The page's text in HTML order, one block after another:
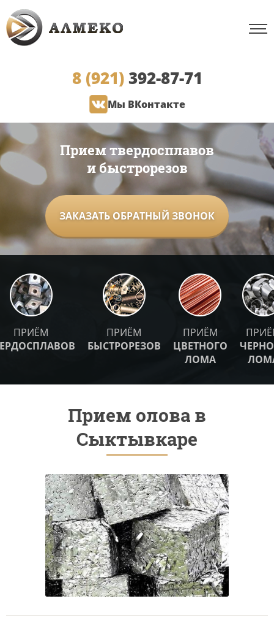
8 (921)392-87-71
Мы ВКонтакте
Прием твердосплавов
и быстрорезов
ЗАКАЗАТЬ ОБРАТНЫЙ ЗВОНОК
ПРИЁМ
ПРИЁМ
БЫСТРОРЕЗОВ
ПРИЁМ
ЦВЕТНОГО
ЛОМА
Прием олова в
Сыктывкаре